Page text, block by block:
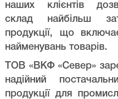
наших клієнтів
склад найбільш
продукції, що
найменувань товарів.
ТОВ «ВКФ «Север»
надійний
продукції для